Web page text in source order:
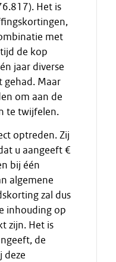
Het is
met
de kop
jaar diverse
gehad. Maar
om aan de
te twijfelen.
optreden. Zij
u aangeeft €
bij één
algemene
zal dus
inhouding op
zijn. Het is
de
deze